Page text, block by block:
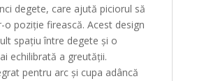
degete, care ajută piciorul să
o poziție firească. Acest design
spațiu între degete și o
echilibrată a greutății.
pentru arc și cupa adâncă